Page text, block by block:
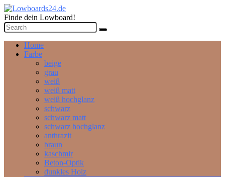
Finde dein Lowboard!
Home
Farbe
beige
grau
weiß
weiß matt
weiß hochglanz
schwarz
schwarz matt
schwarz hochglanz
anthrazit
braun
kaschmir
Beton-Optik
dunkles Holz